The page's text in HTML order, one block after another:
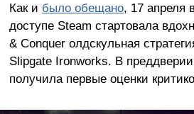
Как и было обещано, 17 апреля
доступе Steam стартовала
& Conquer олдскульная
Slipgate Ironworks. В
получила первые оценки